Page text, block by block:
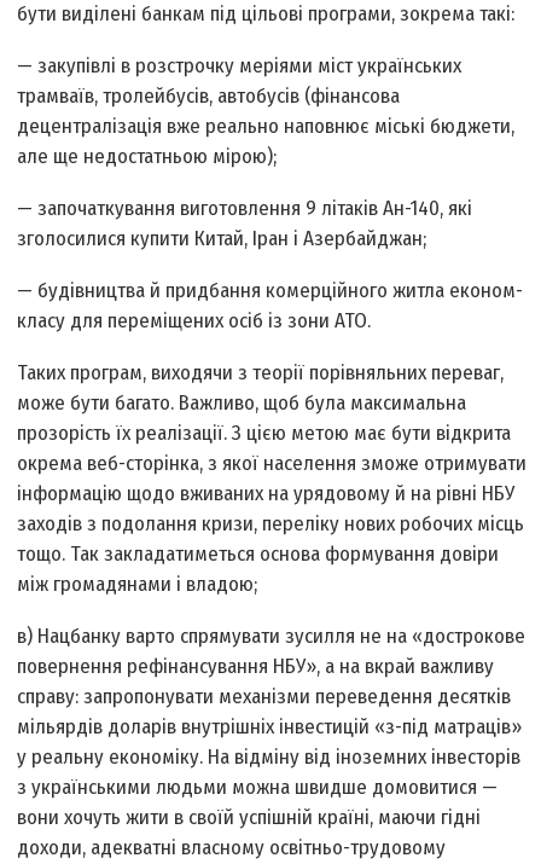
бути виділені банкам під цільові програми, зокрема такі:
— закупівлі в розстрочку меріями міст українських
трамваїв, тролейбусів, автобусів (фінансова
децентралізація вже реально наповнює міські бюджети,
але ще недостатньою мірою);
— започаткування виготовлення 9 літаків Ан-140, які
зголосилися купити Китай, Іран і Азербайджан;
— будівництва й придбання комерційного житла економ-
класу для переміщених осіб із зони АТО.
Таких програм, виходячи з тео­рії порівняльних переваг,
може бути багато. Важливо, щоб була максимальна
прозорість їх реалізації. З цією метою має бути відкрита
окрема веб-сторінка, з якої населення зможе отримувати
інформацію щодо вживаних на урядовому й на рівні НБУ
заходів з подолання кризи, переліку нових робочих місць
тощо. Так закладатиметься основа формування довіри
між громадянами і владою;
в) Нацбанку варто спрямувати зусилля не на «дострокове
повернення рефінансування НБУ», а на вкрай важливу
справу: запропонувати механізми переведення десятків
мільярдів доларів внутрішніх інвестицій «з-під матраців»
у реальну економіку. На відміну від іноземних інвесторів
з українськими людьми можна швидше домовитися —
вони хочуть жити в своїй успішній країні, маючи гідні
доходи, адекватні власному освітньо-трудовому